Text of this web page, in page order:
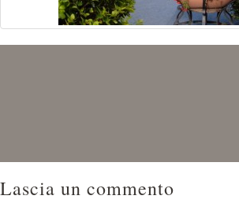
Lascia un commento